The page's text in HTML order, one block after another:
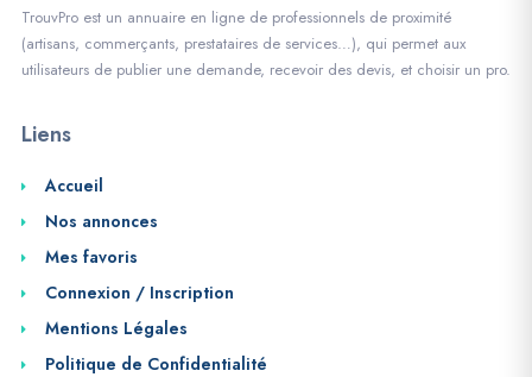
TrouvPro est un annuaire en ligne de professionnels de proximité
(artisans, commerçants, prestataires de services…), qui permet aux
utilisateurs de publier une demande, recevoir des devis, et choisir un pro.
Liens
Accueil
Nos annonces
Mes favoris
Connexion / Inscription
Mentions Légales
Politique de Confidentialité